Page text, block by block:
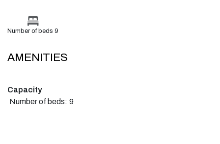
Number of beds 9
AMENITIES
Capacity
Number of beds: 9